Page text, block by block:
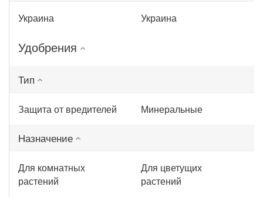
Украина Украина
Удобрения
Тип
Защита от вредителей Минеральные
Назначение
Для комнатных
растений
Для цветущих
растений